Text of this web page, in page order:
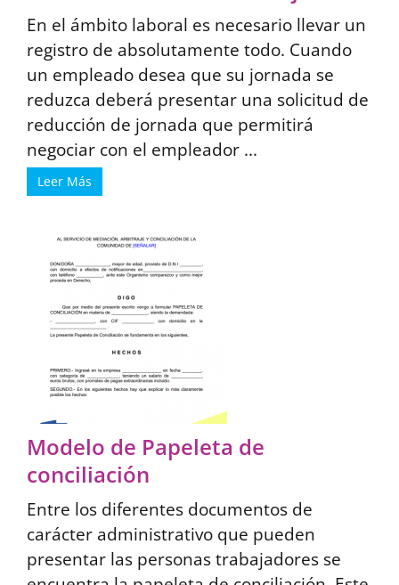
En el ámbito laboral es necesario llevar un
registro de absolutamente todo. Cuando
un empleado desea que su jornada se
reduzca deberá presentar una solicitud de
reducción de jornada que permitirá
negociar con el empleador ...
Leer Más
Modelo de Papeleta de
conciliación
Entre los diferentes documentos de
carácter administrativo que pueden
presentar las personas trabajadores se